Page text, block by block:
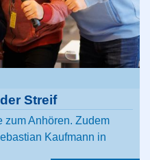
Streif
zum Anhören. Zudem
Kaufmann in